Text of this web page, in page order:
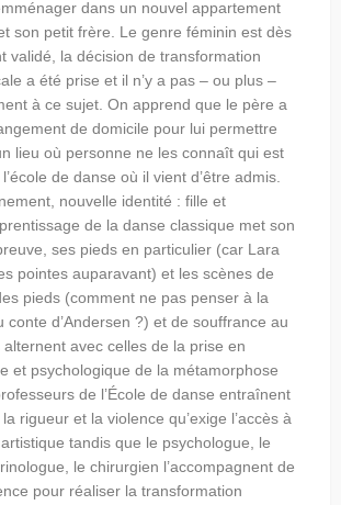
dans un nouvel appartement
son petit frère. Le genre féminin est dès
validé, la décision de transformation
a été prise et il n’y a pas – ou plus –
à ce sujet. On apprend que le père a
de domicile pour lui permettre
lieu où personne ne les connaît qui est
de danse où il vient d’être admis.
nouvelle identité : fille et
de la danse classique met son
ses pieds en particulier (car Lara
pointes auparavant) et les scènes de
pieds (comment ne pas penser à la
conte d’Andersen ?) et de souffrance au
avec celles de la prise en
et psychologique de la métamorphose
de l’École de danse entraînent
rigueur et la violence qu’exige l’accès à
tandis que le psychologue, le
le chirurgien l’accompagnent de
pour réaliser la transformation